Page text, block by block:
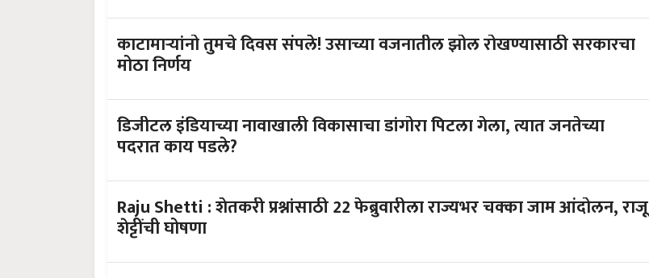
काटामाऱ्यांनो तुमचे दिवस संपले! उसाच्या वजनातील झोल रोखण्यासाठी सरकारचा
मोठा निर्णय
डिजीटल इंडियाच्या नावाखाली विकासाचा डांगोरा पिटला गेला, त्यात जनतेच्या
पदरात काय पडले?
Raju Shetti : शेतकरी प्रश्नांसाठी 22 फेब्रुवारीला राज्यभर चक्का जाम आंदोलन, राजू
शेट्टींची घोषणा